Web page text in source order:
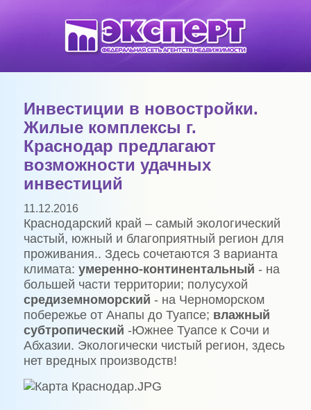
Инвестиции в новостройки.
Жилые комплексы г.
Краснодар предлагают
возможности удачных
инвестиций
11.12.2016
Краснодарский край – самый экологический
частый, южный и благоприятный регион для
проживания.. Здесь сочетаются 3 варианта
климата: умеренно-континентальный - на
большей части территории; полусухой
средиземноморский - на Черноморском
побережье от Анапы до Туапсе; влажный
субтропический -Южнее Туапсе к Сочи и
Абхазии. Экологически чистый регион, здесь
нет вредных производств!